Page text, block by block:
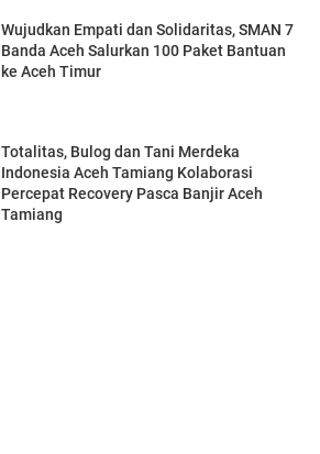
Wujudkan Empati dan Solidaritas, SMAN 7
Banda Aceh Salurkan 100 Paket Bantuan
ke Aceh Timur
Totalitas, Bulog dan Tani Merdeka
Indonesia Aceh Tamiang Kolaborasi
Percepat Recovery Pasca Banjir Aceh
Tamiang